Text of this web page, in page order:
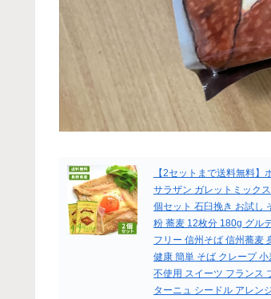
【2セットまで送料無料】
サラザン ガレットミック
個セット 石臼挽き お試し
粉 蕎麦 12枚分 180g グル
フリー 信州そば 信州蕎麦
健康 簡単 そば クレープ 小
不使用 スイーツ フランス
ターニュ シードル アレン